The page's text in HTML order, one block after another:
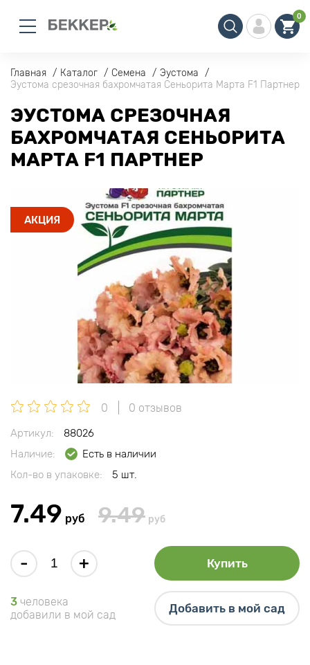
0
Главная Каталог Семена
Эустома
Эустома срезочная бахромчатая Сеньорита Марта F1 Партнер
ЭУСТОМА СРЕЗОЧНАЯ
БАХРОМЧАТАЯ СЕНЬОРИТА
МАРТА F1 ПАРТНЕР
АКЦИЯ
0 0 отзывов
Артикул:
88026
Наличие:
Есть в наличии
Кол-во в упаковке:
5 шт.
7.49 руб 9.49 руб
- + Купить
3 человека
добавили в мой сад
Добавить в мой сад